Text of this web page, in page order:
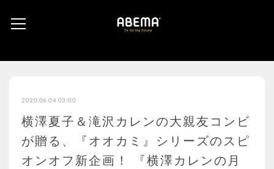
2020.06.04 03:00
横澤夏子＆滝沢カレンの大親友コンビ
が贈る、『オオカミ』シリーズのスピ
オンオフ新企画！ 『横澤カレンの月